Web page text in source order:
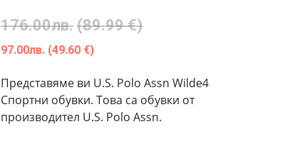
176.00лв. (89.99 €)
97.00лв. (49.60 €)
Представяме ви U.S. Polo Assn Wilde4
Спортни обувки. Това са обувки от
производител U.S. Polo Assn.